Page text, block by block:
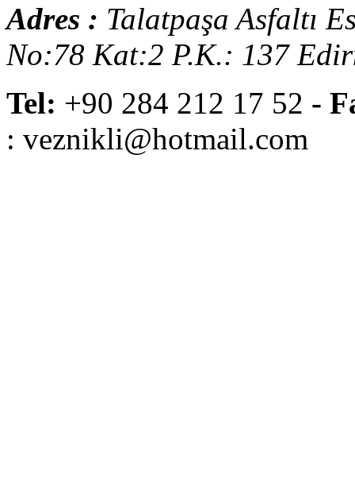
Adres : Talatpaşa Asfaltı
No:78 Kat:2 P.K.: 137
Tel: +90 284 212 17 52 -
: veznikli@hotmail.com